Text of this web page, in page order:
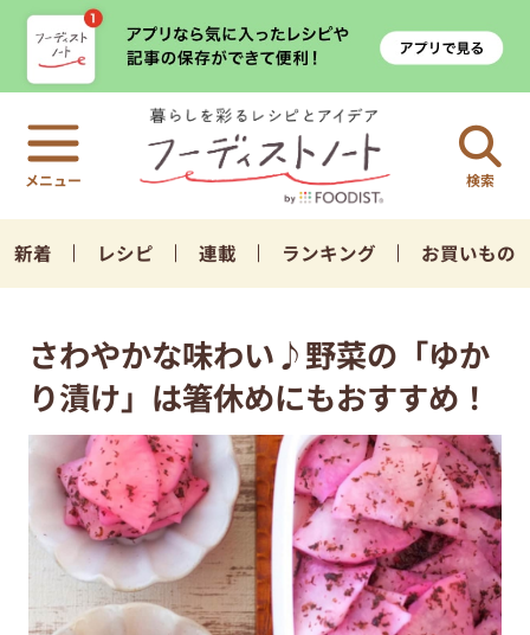
検索
新着 レシピ 連載 ランキング お買いもの
さわやかな味わい♪野菜の「ゆか
り漬け」は箸休めにもおすすめ！